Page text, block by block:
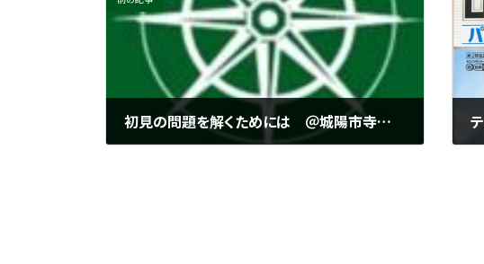
初見の問題を解くためには ＠城陽市寺田にある個別指導塾 勉楽個別【城陽中・西城陽中・北城陽中・南城陽中・東城陽中・南陽高・城南菱創高・莵道高・西城陽高・久御山高・城陽高】